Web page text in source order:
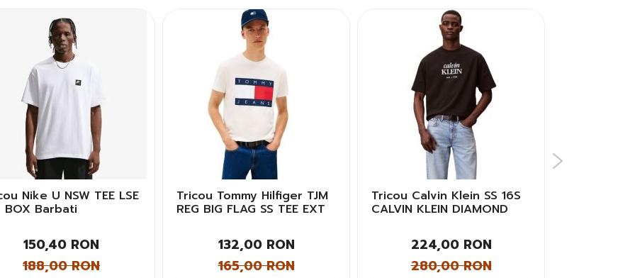
Nike U NSW TEE LSE
BOX Barbati
150,40 RON
188,00 RON
Tricou Tommy Hilfiger TJM
REG BIG FLAG SS TEE EXT
132,00 RON
165,00 RON
Tricou Calvin Klein SS 16S
CALVIN KLEIN DIAMOND
224,00 RON
280,00 RON